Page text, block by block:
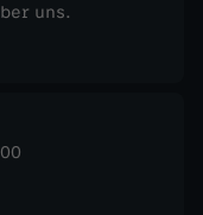
uns.